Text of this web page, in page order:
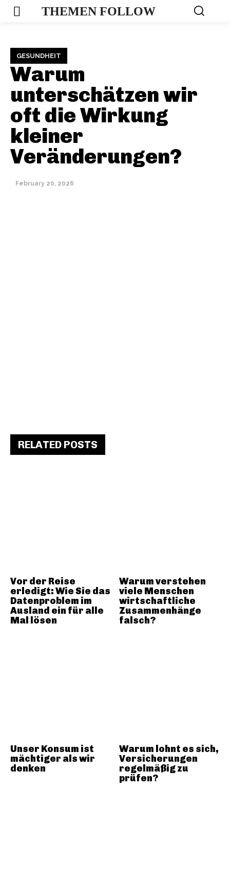
THEMEN FOLLOW
GESUNDHEIT
Warum
unterschätzen wir
oft die Wirkung
kleiner
Veränderungen?
February 20, 2026
RELATED POSTS
Vor der Reise
erledigt: Wie Sie das
Datenproblem im
Ausland ein für alle
Mal lösen
Warum verstehen
viele Menschen
wirtschaftliche
Zusammenhänge
falsch?
Unser Konsum ist
mächtiger als wir
denken
Warum lohnt es sich,
Versicherungen
regelmäßig zu
prüfen?